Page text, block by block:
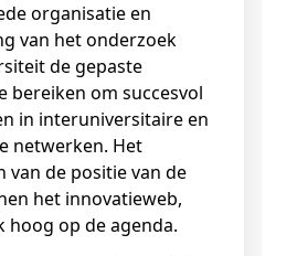
organisatie en
van het onderzoek
de gepaste
bereiken om succesvol
in interuniversitaire en
netwerken. Het
van de positie van de
het innovatieweb,
hoog op de agenda.